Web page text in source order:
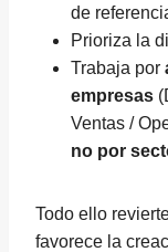
de
Prioriza la
Trabaja por
empresas
Ventas /
no por
Todo ello
favorece la